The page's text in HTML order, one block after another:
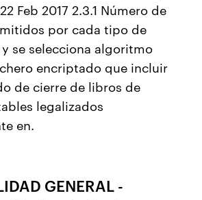
Feb 2017 2.3.1 Número de
por cada tipo de
y se selecciona algoritmo
encriptado que incluir
de cierre de libros de
legalizados
en.
GENERAL -